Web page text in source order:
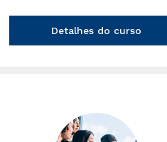
Detalhes do curso